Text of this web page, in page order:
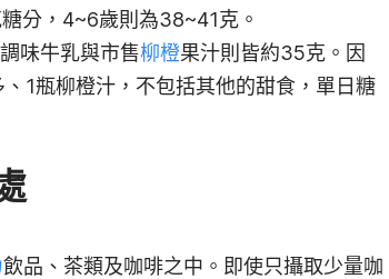
分，4~6歲則為38~41克。
味牛乳與市售柳橙果汁則皆約35克。因
1瓶柳橙汁，不包括其他的甜食，單日糖
飲品、茶類及咖啡之中。即使只攝取少量咖